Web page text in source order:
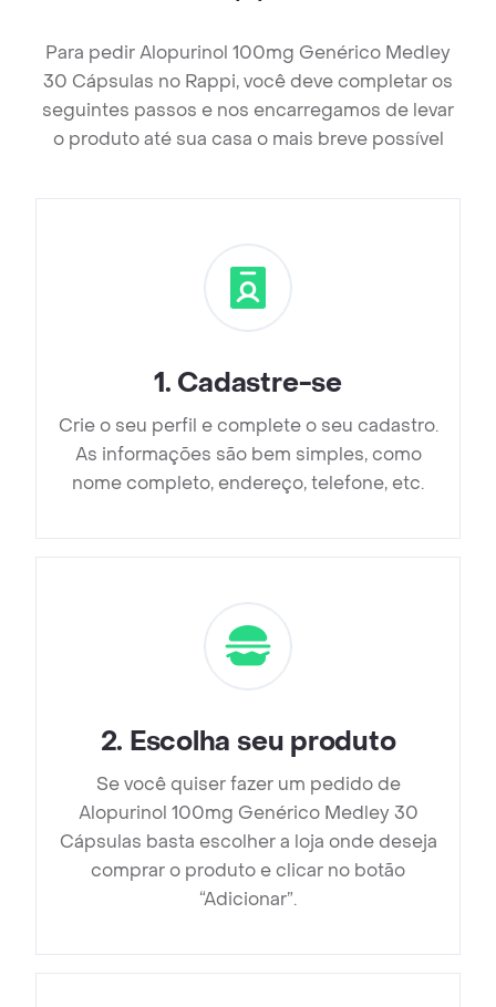
Para pedir Alopurinol 100mg Genérico Medley
30 Cápsulas no Rappi, você deve completar os
seguintes passos e nos encarregamos de levar
o produto até sua casa o mais breve possível
1. Cadastre-se
Crie o seu perfil e complete o seu cadastro.
As informações são bem simples, como
nome completo, endereço, telefone, etc.
2. Escolha seu produto
Se você quiser fazer um pedido de
Alopurinol 100mg Genérico Medley 30
Cápsulas basta escolher a loja onde deseja
comprar o produto e clicar no botão
“Adicionar”.